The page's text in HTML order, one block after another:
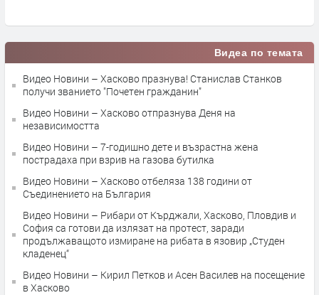
Видеа по темата
Видео Новини – Хасково празнува! Станислав Станков
получи званието "Почетен гражданин"
Видео Новини – Хасково отпразнува Деня на
независимостта
Видео Новини – 7-годишно дете и възрастна жена
пострадаха при взрив на газова бутилка
Видео Новини – Хасково отбеляза 138 години от
Съединението на България
Видео Новини – Рибари от Кърджали, Хасково, Пловдив и
София са готови да излязат на протест, заради
продължаващото измиране на рибата в язовир „Студен
кладенец“
Видео Новини – Кирил Петков и Асен Василев на посещение
в Хасково